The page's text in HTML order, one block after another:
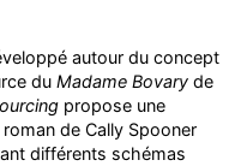
autour du concept
du Madame Bovary de
propose une
de Cally Spooner
différents schémas